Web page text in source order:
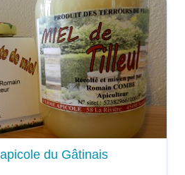
du Gâtinais